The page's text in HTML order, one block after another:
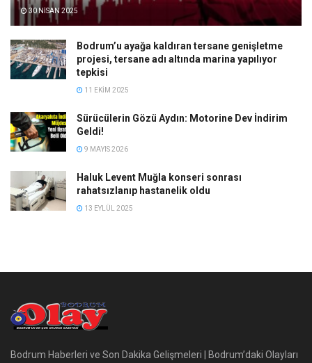
30 NISAN 2025
Bodrum’u ayağa kaldıran tersane genişletme
projesi, tersane adı altında marina yapılıyor
tepkisi
11 EKIM 2025
Sürücülerin Gözü Aydın: Motorine Dev İndirim
Geldi!
9 MAYIS 2026
Haluk Levent Muğla konseri sonrası
rahatsızlanıp hastanelik oldu
13 EYLÜL 2025
Bodrum Haberleri ve Son Dakika Gelişmeleri | Bodrum’daki Olayları